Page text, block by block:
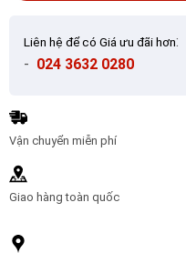
lượng
Liên hệ để có Giá ưu đãi hơn:
- 024 3632 0280
Vận chuyển miễn phí
Giao hàng toàn quốc